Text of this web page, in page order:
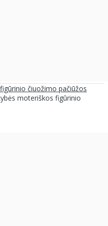
čiuožimo pačiūžos
moteriškos figūrinio